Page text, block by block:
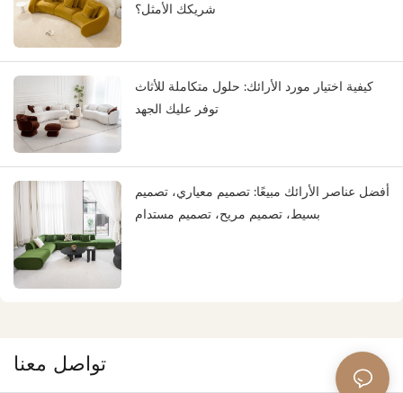
شريكك الأمثل؟
كيفية اختيار مورد الأرائك: حلول متكاملة للأثاث
توفر عليك الجهد
أفضل عناصر الأرائك مبيعًا: تصميم معياري، تصميم
بسيط، تصميم مريح، تصميم مستدام
تواصل معنا